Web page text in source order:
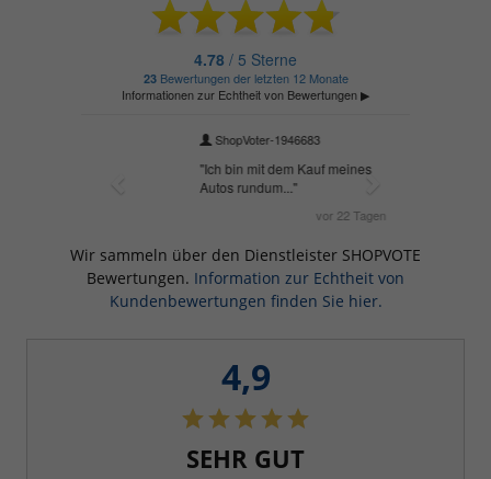
Wir sammeln über den Dienstleister SHOPVOTE
Bewertungen. Information zur Echtheit von
Kundenbewertungen finden Sie hier.
4,9
SEHR GUT